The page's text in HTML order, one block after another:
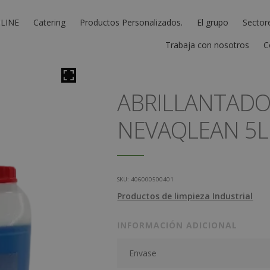
Catering Productos Personalizados. El grupo
Trabaja con nosotros
NEVAQLEAN
SKU: 406000500401
Productos de limpieza Industrial
INFORMACIÓN ADICIONAL
Envase